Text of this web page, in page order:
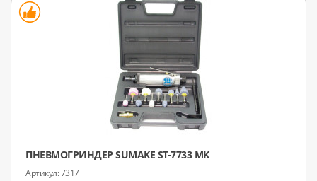
ПНЕВМОГРИНДЕР SUMAKE ST-7733 MK
7317